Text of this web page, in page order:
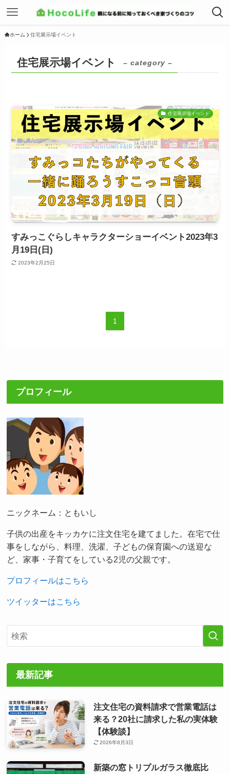
ホーム 住宅展示場イベント
住宅展示場イベント – category –
住宅展示場イベント
すみっこぐらしキャラクターショーイベント2023年3
月19日(日)
2023年2月25日
1
プロフィール
ニックネーム：ともいし
子供の出産をキッカケに注文住宅を建てました。在宅で仕
事をしながら、料理、洗濯、子どもの保育園への送迎な
ど、家事・子育てをしている2児の父親です。
プロフィールはこちら
ツイッターはこちら
最新記事
注文住宅の資料請求で営業電話は
来る？20社に請求した私の実体験
【体験談】
2026年8月3日
新築の窓トリプルガラス徹底比